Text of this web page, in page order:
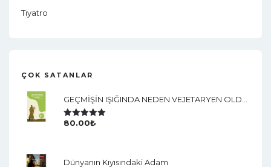
Tiyatro
ÇOK SATANLAR
5 Üzerinden
80.00₺
Dünyanın Kıyısındaki Adam